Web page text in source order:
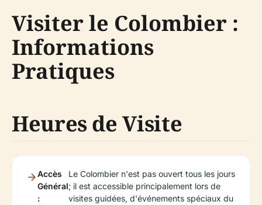
Visiter le Colombier :
Informations
Pratiques
Heures de Visite
Accès
Général
:
Le Colombier n'est pas ouvert tous les jours
; il est accessible principalement lors de
visites guidées, d'événements spéciaux du